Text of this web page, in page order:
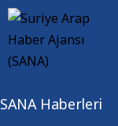
SANA Haberleri